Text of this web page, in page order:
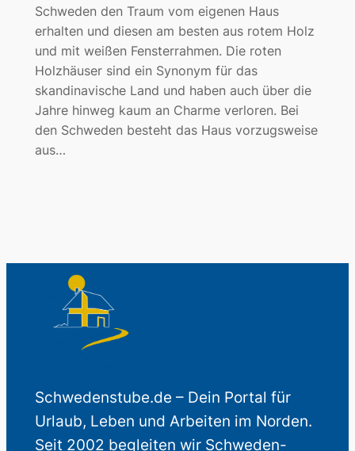
Schweden den Traum vom eigenen Haus
erhalten und diesen am besten aus rotem Holz
und mit weißen Fensterrahmen. Die roten
Holzhäuser sind ein Synonym für das
skandinavische Land und haben auch über die
Jahre hinweg kaum an Charme verloren. Bei
den Schweden besteht das Haus vorzugsweise
aus…
Schwedenstube.de – Dein Portal für
Urlaub, Leben und Arbeiten im Norden.
Seit 2002 begleiten wir Schweden-